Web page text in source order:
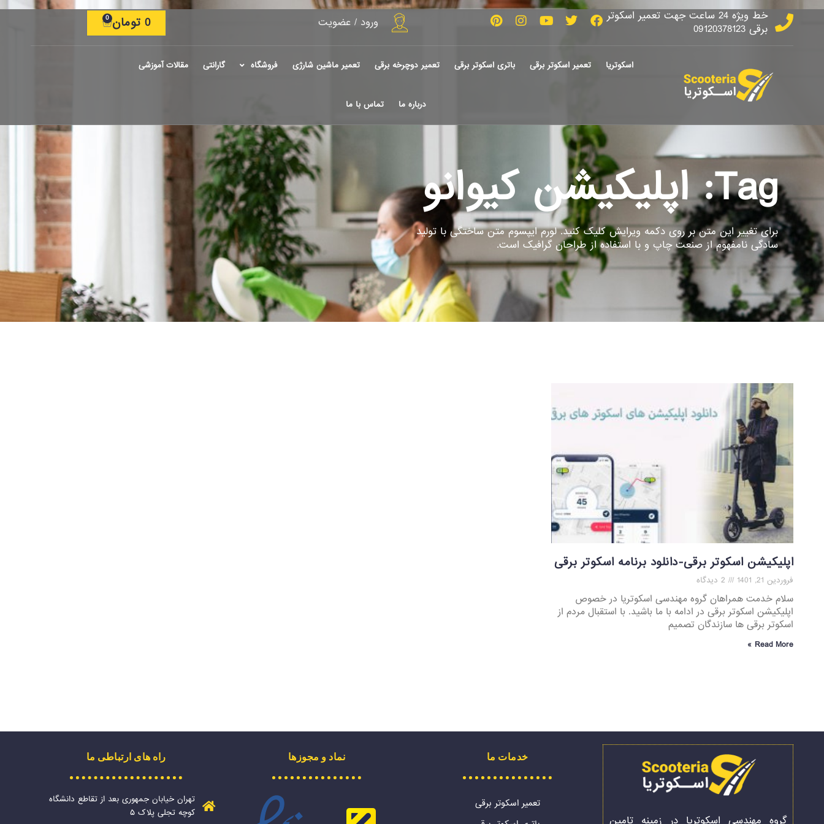
خط ویژه 24 ساعت جهت تعمیر اسکوتر
برقی 09120378123
ورود / عضویت 0 تومان 0
اسکوتریا تعمیر اسکوتر برقی باتری اسکوتر برقی تعمیر دوچرخه برقی تعمیر ماشین شارژی فروشگاه گارانتی مقالات آموزشی
درباره ما تماس با ما
Tag: اپلیکیشن کیوانو
برای تغییر این متن بر روی دکمه ویرایش کلیک کنید. لورم ایپسوم متن ساختگی با تولید
سادگی نامفهوم از صنعت چاپ و با استفاده از طراحان گرافیک است.
اپلیکیشن اسکوتر برقی-دانلود برنامه اسکوتر برقی
فروردین 21, 1401
سلام خدمت همراهان گروه مهندسی اسکوتریا در خصوص
اپلیکیشن اسکوتر برقی در ادامه با ما باشید. با استقبال مردم از
اسکوتر برقی ها سازندگان تصمیم
Read More »
گروه مهندسی اسکوتریا در زمینه تامین
خدمات ما
تعمیر اسکوتر برقی
نماد و مجوزها راه های ارتباطی ما
تهران خیابان جمهوری بعد از تقاطع دانشگاه
کوچه تجلی پلاک ۵